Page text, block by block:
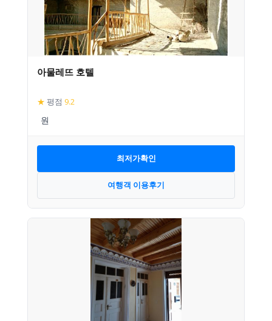
아물레뜨 호텔
★ 평점 9.2
최저가확인
여행객 이용후기